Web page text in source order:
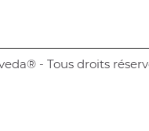
- Tous droits